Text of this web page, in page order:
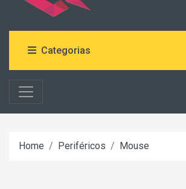
Categorias
Home Periféricos Mouse